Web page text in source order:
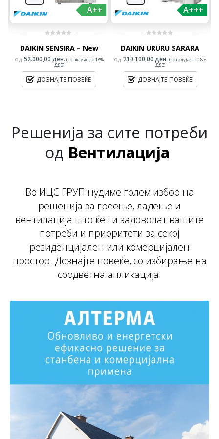
A++
out
of
5
DAIKIN SENSIRA – New
Од: 52.000,00 ден. (со вклучено 18%
ДДВ)
ДОЗНАЈТЕ ПОВЕЌЕ
A+++
out
of
5
DAIKIN URURU SARARA
Од: 210.100,00 ден. (со вклучено 18%
ДДВ)
ДОЗНАЈТЕ ПОВЕЌЕ
Решенија за сите потреби
од
Климатизација
Вентилација
Во ИЦС ГРУП нудиме голем избор на
решенија за греење, ладење и
вентилација што ќе ги задоволат вашите
потреби и приоритети за секој
резиденцијален или комерцијален
простор. Дознајте повеќе, со избирање на
соодветна апликација.